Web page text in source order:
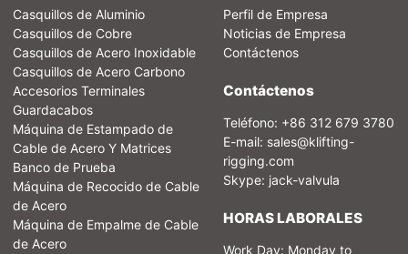
Casquillos de Aluminio
Casquillos de Cobre
Casquillos de Acero Inoxidable
Casquillos de Acero Carbono
Accesorios Terminales
Guardacabos
Máquina de Estampado de
Cable de Acero Y Matrices
Banco de Prueba
Máquina de Recocido de Cable
de Acero
Máquina de Empalme de Cable
de Acero
Perfil de Empresa
Noticias de Empresa
Contáctenos
Contáctenos
Teléfono: +86 312 679 3780
E-mail: sales@klifting-
rigging.com
Skype: jack-valvula
HORAS LABORALES
Work Day: Monday to